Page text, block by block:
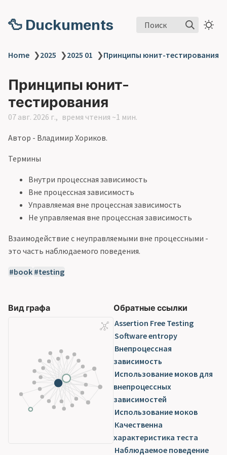
🦆 Duckuments Поиск
Home ❯2025 ❯2025 01 ❯Принципы юнит-тестирования
Принципы юнит-
тестирования
07 авг. 2026 г. время чтения ~1 мин.
Автор - Владимир Хориков.
Термины
Внутри процессная зависимость
Вне процессная зависимость
Управляемая вне процессная зависимость
Не управляемая вне процессная зависимость
Взаимодействие с неуправляемыми вне процессными -
это часть наблюдаемого поведения.
book testing
Вид графа
Обратные ссылки
Assertion Free Testing
Software entropy
Внепроцессная
зависимость
Использование моков для
внепроцессных
зависимостей
Использование моков
Качественна
характеристика теста
Наблюдаемое поведение